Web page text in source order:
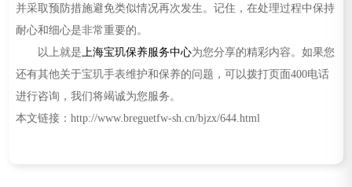
并采取预防措施避免类似情况再次发生。记住，在处理过程中保持
耐心和细心是非常重要的。
以上就是 上海宝玑保养服务中心为您分享的精彩内容。如果您
还有其他关于宝玑手表维护和保养的问题，可以拨打页面400电话
进行咨询，我们将竭诚为您服务。
本文链接：http://www.breguetfw-sh.cn/bjzx/644.html